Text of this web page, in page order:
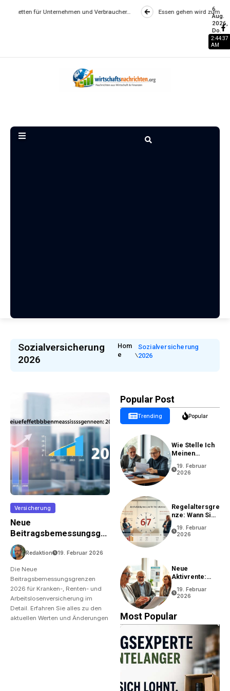
Unternehmen und Verbraucher… Essen gehen wird zum Luxus? Wie
6
Aug.
2026,
Do.
2:44:38
AM
Sozialversicherung
2026
Hom
E
Sozialversicherung
2026
Versicherung
Neue
Beitragsbemessungsgre
Nzen 2026 Im Überblick
Redaktion 19. Februar 2026
Die Neue
Beitragsbemessungsgrenzen
2026 für Kranken-, Renten- und
Arbeitslosenversicherung im
Detail. Erfahren Sie alles zu den
aktuellen Werten und Änderungen
Popular Post
Trending Popular
Wie Stelle Ich
Meinen
19. Februar
2026
Regelaltersgre
Nze: Wann Sie
Können
19. Februar
2026
Neue
Aktivrente:
Bedingungen
19. Februar
2026
Most Popular